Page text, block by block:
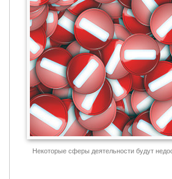
Некоторые сферы деятельности будут